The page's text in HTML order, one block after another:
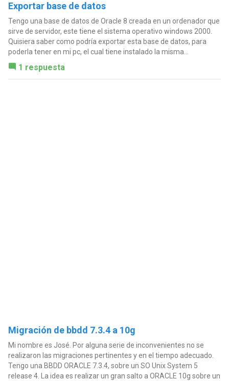
Exportar base de datos
Tengo una base de datos de Oracle 8 creada en un ordenador que
sirve de servidor, este tiene el sistema operativo windows 2000.
Quisiera saber como podría exportar esta base de datos, para
poderla tener en mi pc, el cual tiene instalado la misma...
1 respuesta
Migración de bbdd 7.3.4 a 10g
Mi nombre es José. Por alguna serie de inconvenientes no se
realizaron las migraciones pertinentes y en el tiempo adecuado.
Tengo una BBDD ORACLE 7.3.4, sobre un SO Unix System 5
release 4. La idea es realizar un gran salto a ORACLE 10g sobre un